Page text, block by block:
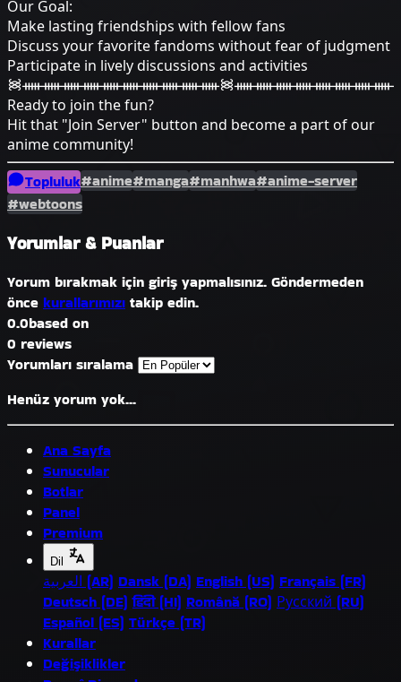
Our Goal:
Make lasting friendships with fellow fans
Discuss your favorite fandoms without fear of judgment
Participate in lively discussions and activities
Ready to join the fun?
Hit that "Join Server" button and become a part of our
anime community!
Topluluk#anime#manga#manhwa#anime-server
#webtoons
Yorumlar & Puanlar
Yorum bırakmak için giriş yapmalısınız. Göndermeden
önce kurallarımızı takip edin.
0.0based on
0 reviews
Yorumları sıralama
Henüz yorum yok...
Ana Sayfa
Sunucular
Botlar
Panel
Premium
Dil
العربية (AR) Dansk (DA) English (US) Français (FR)
Deutsch (DE) हिंदी (HI) Română (RO) Русский (RU)
Español (ES) Türkçe (TR)
Kurallar
Değişiklikler